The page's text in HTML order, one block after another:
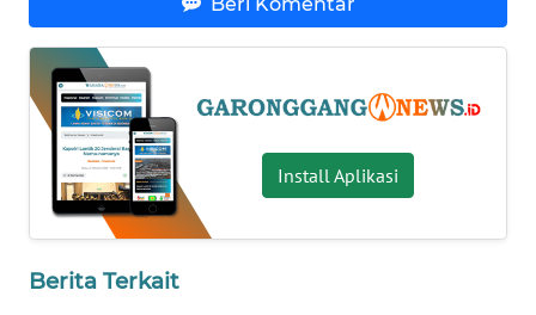
Install Aplikasi
Berita Terkait
SULSEL
WN
GORONTALO
WN
SULUT
WN
MALUKU